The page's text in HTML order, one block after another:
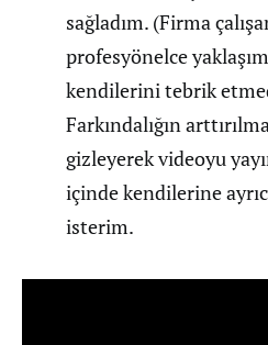
sağladım. (Firma
profesyönelce
kendilerini tebrik
Farkındalığın
gizleyerek videoyu
içinde kendilerine
isterim.